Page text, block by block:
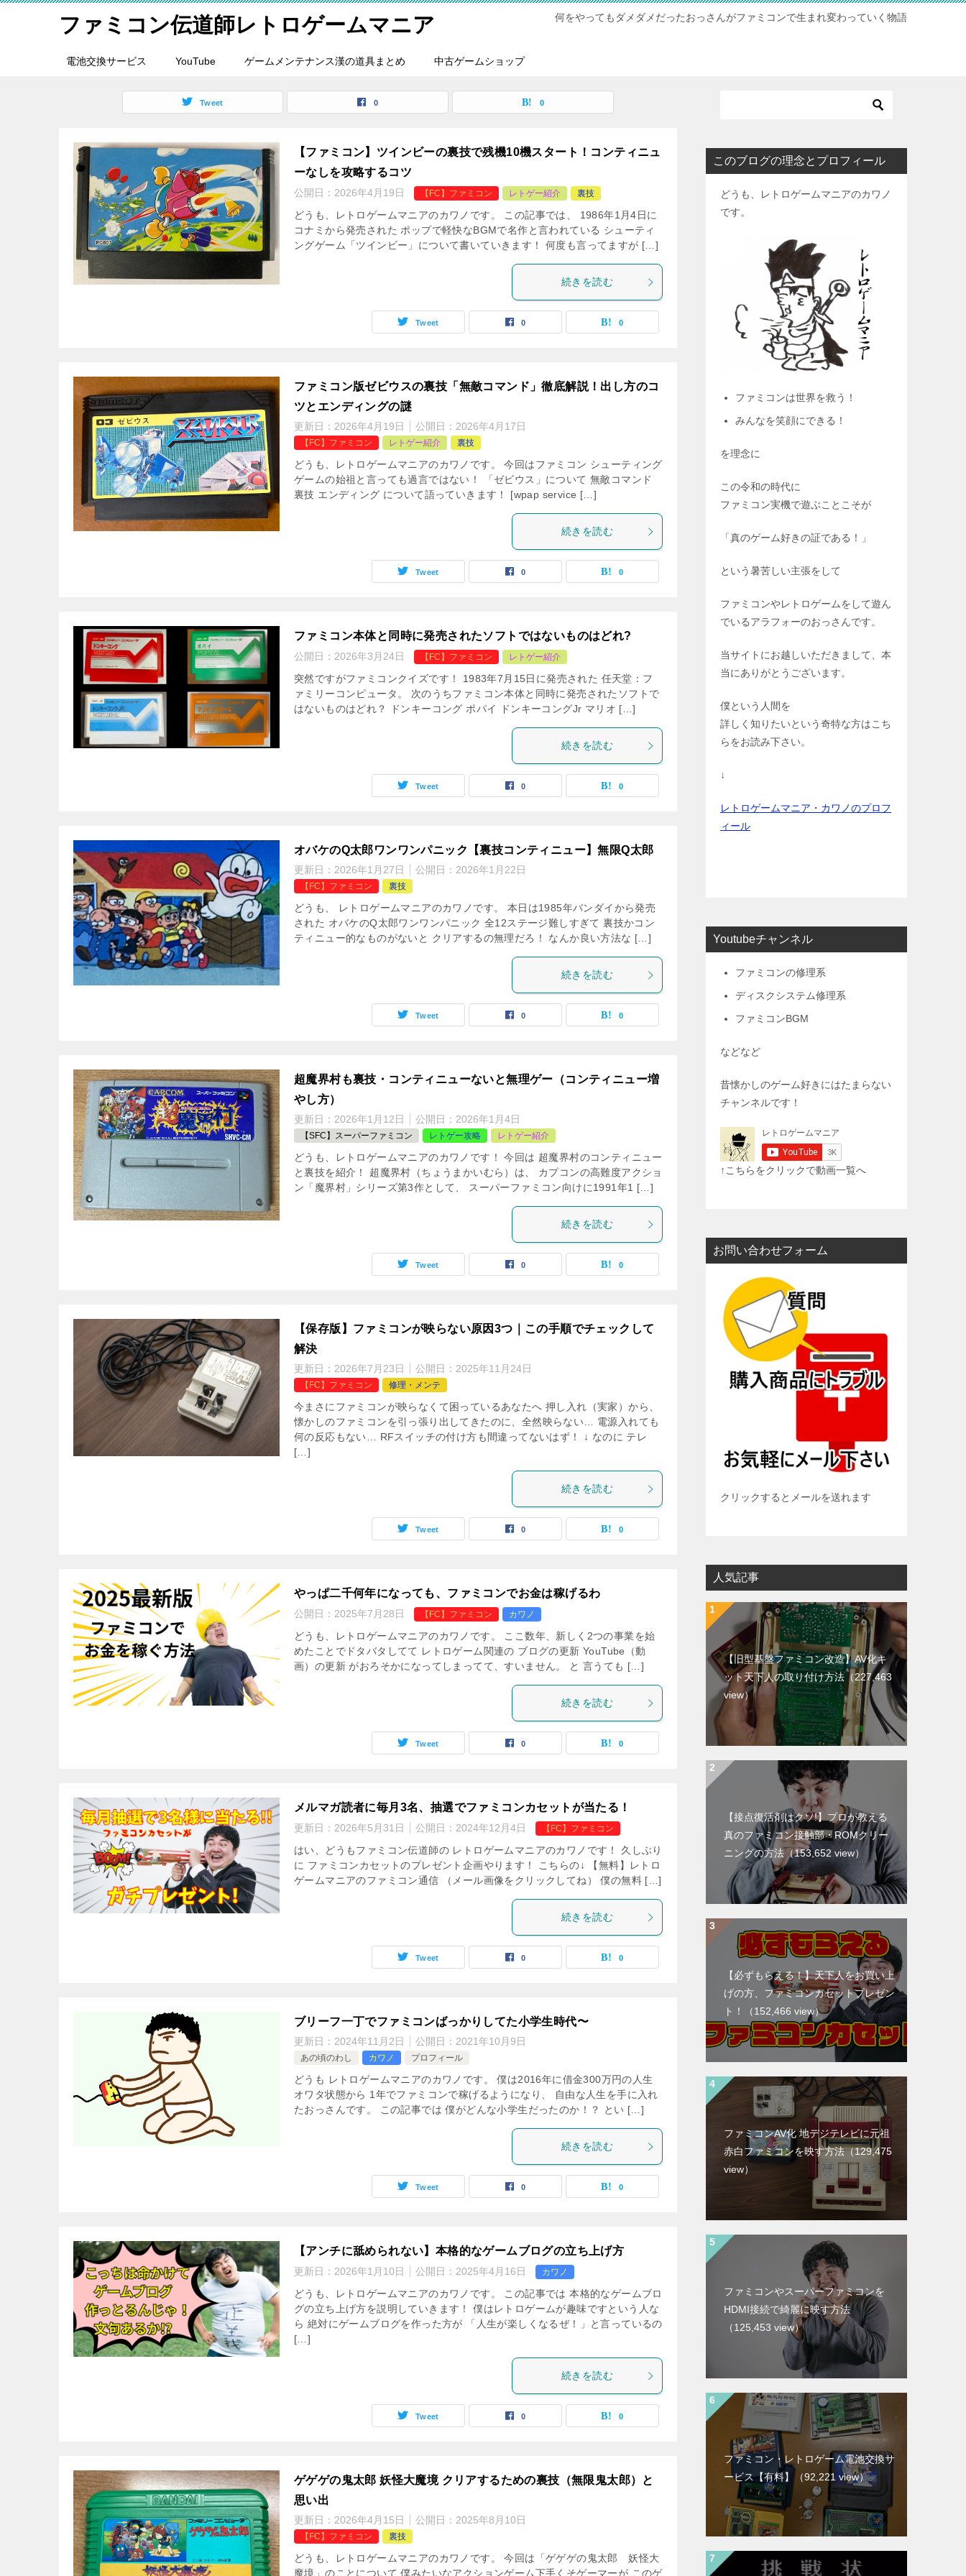
ファミコン伝道師レトロゲームマニア 何をやってもダメダメだったおっさんがファミコンで生まれ変わっていく物語
電池交換サービス YouTube ゲームメンテナンス漢の道具まとめ 中古ゲームショップ
Tweet 0 0
【ファミコン】ツインビーの裏技で残機10機スタート！コンティニュ
ーなしを攻略するコツ
公開日： 2026年4月19日 【FC】ファミコン レトゲー紹介 裏技
どうも、レトロゲームマニアのカワノです。 この記事では、 1986年1月4日に
コナミから発売された ポップで軽快なBGMで名作と言われている シューティ
ングゲーム「ツインビー」について書いていきます！ 何度も言ってますが […]
続きを読む
Tweet 0 0
ファミコン版ゼビウスの裏技「無敵コマンド」徹底解説！出し方のコ
ツとエンディングの謎
更新日： 2026年4月19日 公開日： 2026年4月17日
【FC】ファミコン レトゲー紹介 裏技
どうも、レトロゲームマニアのカワノです。 今回はファミコン シューティング
ゲームの始祖と言っても過言ではない！ 「ゼビウス」について 無敵コマンド
裏技 エンディング について語っていきます！ [wpap service […]
続きを読む
Tweet 0 0
ファミコン本体と同時に発売されたソフトではないものはどれ?
公開日： 2026年3月24日 【FC】ファミコン レトゲー紹介
突然ですがファミコンクイズです！ 1983年7月15日に発売された 任天堂：フ
ァミリーコンピュータ。 次のうちファミコン本体と同時に発売されたソフトで
はないものはどれ？ ドンキーコング ポパイ ドンキーコングJr マリオ […]
続きを読む
Tweet 0 0
オバケのQ太郎ワンワンパニック【裏技コンティニュー】無限Q太郎
更新日： 2026年1月27日 公開日： 2026年1月22日
【FC】ファミコン 裏技
どうも、 レトロゲームマニアのカワノです。 本日は1985年バンダイから発売
された オバケのQ太郎ワンワンパニック 全12ステージ難しすぎて 裏技かコン
ティニュー的なものがないと クリアするの無理だろ！ なんか良い方法な […]
続きを読む
Tweet 0 0
超魔界村も裏技・コンティニューないと無理ゲー（コンティニュー増
やし方）
更新日： 2026年1月12日 公開日： 2026年1月4日
【SFC】スーパーファミコン レトゲー攻略 レトゲー紹介
どうも、レトロゲームマニアのカワノです！ 今回は 超魔界村のコンティニュー
と裏技を紹介！ 超魔界村（ちょうまかいむら）は、 カプコンの高難度アクショ
ン「魔界村」シリーズ第3作として、 スーパーファミコン向けに1991年1 […]
続きを読む
Tweet 0 0
【保存版】ファミコンが映らない原因3つ｜この手順でチェックして
解決
更新日： 2026年7月23日 公開日： 2025年11月24日
【FC】ファミコン 修理・メンテ
今まさにファミコンが映らなくて困っているあなたへ 押し入れ（実家）から、
懐かしのファミコンを引っ張り出してきたのに、全然映らない… 電源入れても
何の反応もない… RFスイッチの付け方も間違ってないはず！ ↓ なのに テレ
[…]
続きを読む
Tweet 0 0
やっぱ二千何年になっても、ファミコンでお金は稼げるわ
公開日： 2025年7月28日 【FC】ファミコン カワノ
どうも、レトロゲームマニアのカワノです。 ここ数年、新しく2つの事業を始
めたことでドタバタしてて レトロゲーム関連の ブログの更新 YouTube（動
画）の更新 がおろそかになってしまってて、すいません。 と 言うても […]
続きを読む
Tweet 0 0
メルマガ読者に毎月3名、抽選でファミコンカセットが当たる！
更新日： 2026年5月31日 公開日： 2024年12月4日 【FC】ファミコン
はい、どうもファミコン伝道師の レトロゲームマニアのカワノです！ 久しぶり
に ファミコンカセットのプレゼント企画やります！ こちらの↓ 【無料】レトロ
ゲームマニアのファミコン通信 （メール画像をクリックしてね） 僕の無料 […]
続きを読む
Tweet 0 0
ブリーフ一丁でファミコンばっかりしてた小学生時代〜
更新日： 2024年11月2日 公開日： 2021年10月9日
あの頃のわし カワノ プロフィール
どうも レトロゲームマニアのカワノです。 僕は2016年に借金300万円の人生
オワタ状態から 1年でファミコンで稼げるようになり、 自由な人生を手に入れ
たおっさんです。 この記事では 僕がどんな小学生だったのか！？ とい […]
続きを読む
Tweet 0 0
【アンチに舐められない】本格的なゲームブログの立ち上げ方
更新日： 2026年1月10日 公開日： 2025年4月16日 カワノ
どうも、レトロゲームマニアのカワノです。 この記事では 本格的なゲームブロ
グの立ち上げ方を説明していきます！ 僕はレトロゲームが趣味ですという人な
ら 絶対にゲームブログを作った方が 「人生が楽しくなるぜ！」と言っているの
[…]
続きを読む
Tweet 0 0
ゲゲゲの鬼太郎 妖怪大魔境 クリアするための裏技（無限鬼太郎）と
思い出
更新日： 2026年4月15日 公開日： 2025年8月10日
【FC】ファミコン 裏技
どうも、レトロゲームマニアのカワノです。 今回は「ゲゲゲの鬼太郎 妖怪大
魔境」のことについて 僕みたいなアクションゲーム下手くそゲーマーが このゲ
このブログの理念とプロフィール
どうも、レトロゲームマニアのカワノ
です。
ファミコンは世界を救う！
みんなを笑顔にできる！
を理念に
この令和の時代に
ファミコン実機で遊ぶことこそが
「真のゲーム好きの証である！」
という暑苦しい主張をして
ファミコンやレトロゲームをして遊ん
でいるアラフォーのおっさんです。
当サイトにお越しいただきまして、本
当にありがとうございます。
僕という人間を
詳しく知りたいという奇特な方はこち
らをお読み下さい。
↓
レトロゲームマニア・カワノのプロフ
ィール
Youtubeチャンネル
ファミコンの修理系
ディスクシステム修理系
ファミコンBGM
などなど
昔懐かしのゲーム好きにはたまらない
チャンネルです！
↑こちらをクリックで動画一覧へ
お問い合わせフォーム
クリックするとメールを送れます
人気記事
【旧型基盤ファミコン改造】AV化キ
ット天下人の取り付け方法 （227,463
view）
【接点復活剤はクソ!】プロが教える
真のファミコン接触部・ROMクリー
ニングの方法 （153,652 view）
【必ずもらえる！】天下人をお買い上
げの方、ファミコンカセットプレゼン
ト！
（152,466 view）
ファミコンAV化 地デジテレビに元祖
赤白ファミコンを映す方法（129,475
view）
ファミコンやスーパーファミコンを
HDMI接続で綺麗に映す方法
（125,453 view）
ファミコン・レトロゲーム電池交換サ
ービス【有料】 （92,221 view）